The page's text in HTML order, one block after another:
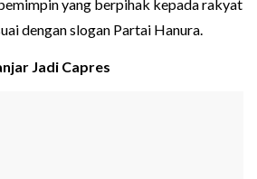
yang berpihak kepada rakyat
dengan slogan Partai Hanura.
Jadi Capres